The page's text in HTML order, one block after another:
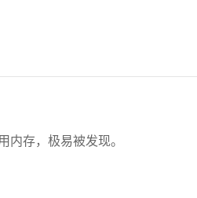
存，极易被发现。